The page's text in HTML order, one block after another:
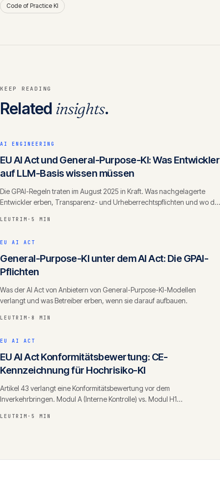
Code of Practice KI
KEEP READING
Related insights.
AI ENGINEERING
EU AI Act und General-Purpose-KI: Was Entwickler
auf LLM-Basis wissen müssen
Die GPAI-Regeln traten im August 2025 in Kraft. Was nachgelagerte
Entwickler erben, Transparenz- und Urheberrechtspflichten und wo die
LEUTRIM · 5 MIN
EU AI ACT
General-Purpose-KI unter dem AI Act: Die GPAI-
Pflichten
Was der AI Act von Anbietern von General-Purpose-KI-Modellen
verlangt und was Betreiber erben, wenn sie darauf aufbauen.
LEUTRIM · 8 MIN
EU AI ACT
EU AI Act Konformitätsbewertung: CE-
Kennzeichnung für Hochrisiko-KI
Artikel 43 verlangt eine Konformitätsbewertung vor dem
Inverkehrbringen. Modul A (Interne Kontrolle) vs. Modul H1
LEUTRIM · 5 MIN